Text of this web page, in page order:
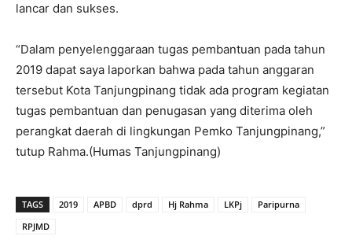
lancar dan sukses.
“Dalam penyelenggaraan tugas pembantuan pada tahun
2019 dapat saya laporkan bahwa pada tahun anggaran
tersebut Kota Tanjungpinang tidak ada program kegiatan
tugas pembantuan dan penugasan yang diterima oleh
perangkat daerah di lingkungan Pemko Tanjungpinang,”
tutup Rahma.(Humas Tanjungpinang)
TAGS 2019 APBD dprd Hj Rahma LKPj
Paripurna
RPJMD